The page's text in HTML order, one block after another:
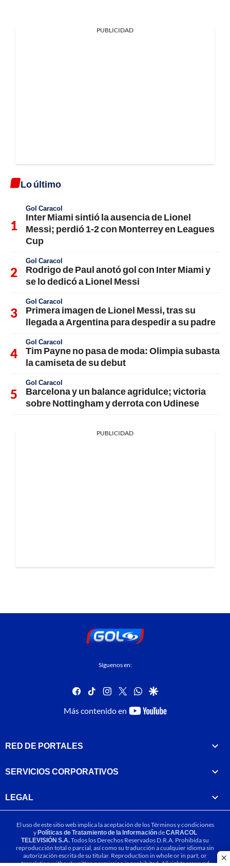
PUBLICIDAD
Lo último
Gol Caracol
Inter Miami sintió la ausencia de Lionel
Messi; perdió 1-2 con Monterrey en Leagues
Cup
Gol Caracol
Rodrigo de Paul anotó gol con Inter Miami y
se lo dedicó a Lionel Messi
Gol Caracol
Primera imagen de Lionel Messi, tras su
llegada a Argentina para despedir a su padre
Gol Caracol
Tim Payne no pasa de moda: Olimpia subasta
la camiseta de su debut
Gol Caracol
Barcelona y un balance agridulce; victoria
sobre Nottingham y derrota con Udinese
PUBLICIDAD
Síguenos en:
facebook
tiktok instagram
twitterwhatsapp
google
Más contenido en
youtube-
RED DE PORTALES
SERVICIOS CORPORATIVOS
LEGAL
El uso de este sitio web implica la aceptación de losTérminos y condiciones
yPolíticas de Tratamiento de la InformacióndeCARACOL
TELEVISIÓN S.A.Todos los Derechos Reservados D.R.A. Prohibida su
reproducción total o parcial, así como su traducción a cualquier idioma sin
autorización escrita de su titular. Reproduction in whole or in part, or
translation without written permission is prohibited. All rights reserved